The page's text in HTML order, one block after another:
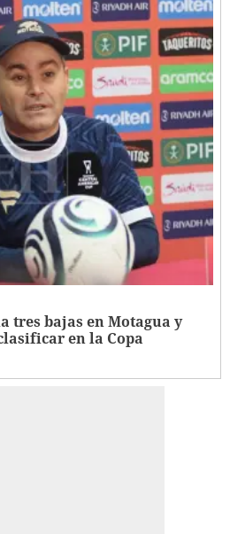
tres bajas en Motagua y
en la Copa